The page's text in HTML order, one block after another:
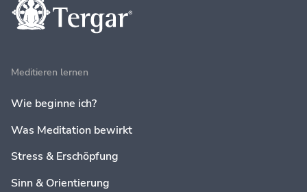
Meditieren lernen
Wie beginne ich?
Was Meditation bewirkt
Stress & Erschöpfung
Sinn & Orientierung